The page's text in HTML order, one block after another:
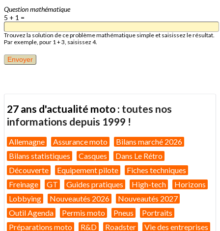
Question mathématique
5 + 1 =
Trouvez la solution de ce problème mathématique simple et saisissez le résultat.
Par exemple, pour 1 + 3, saisissez 4.
27 ans d'actualité moto : toutes nos
informations depuis 1999 !
Allemagne Assurance moto
Bilans marché 2026
Bilans statistiques
Casques
Dans Le Rétro
Découverte
Equipement pilote
Fiches techniques
Freinage
GT Guides pratiques High-tech
Horizons
Lobbying
Nouveautés 2026
Nouveautés 2027
Outil Agenda
Permis moto Pneus
Portraits
Préparations moto
R&D Roadster Vie des entreprises